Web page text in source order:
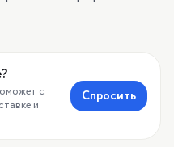
с
и
Спросить